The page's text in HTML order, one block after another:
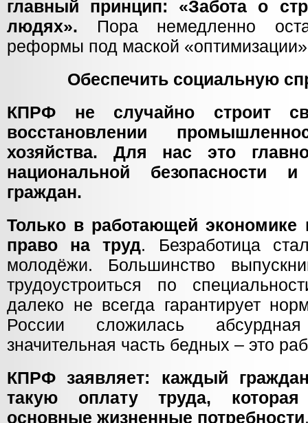
главный принцип: «Забота о
людях». Пора немедленно
реформы под маской
Обеспечить социальную
КПРФ не случайно строит
восстановлении
хозяйства. Для нас это
национальной безопасности
граждан.
Только в работающей экономике
право на труд. Безработица
молодёжи. Большинство
трудоустроиться по
далеко не всегда гарантирует
России сложилась
значительная часть бедных – это
КПРФ заявляет: каждый
такую оплату труда, которая
основные жизненные потребности